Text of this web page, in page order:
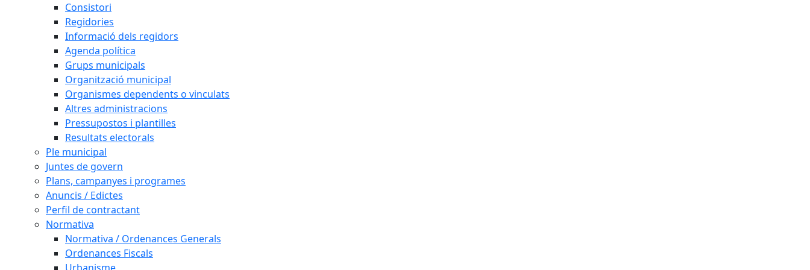
Consistori
Regidories
Informació dels regidors
Agenda política
Grups municipals
Organització municipal
Organismes dependents o vinculats
Altres administracions
Pressupostos i plantilles
Resultats electorals
Ple municipal
Juntes de govern
Plans, campanyes i programes
Anuncis / Edictes
Perfil de contractant
Normativa
Normativa / Ordenances Generals
Ordenances Fiscals